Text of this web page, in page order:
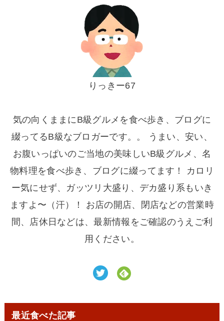
りっきー67
気の向くままにB級グルメを食べ歩き、ブログに
綴ってるB級なブロガーです。。 うまい、安い、
お腹いっぱいのご当地の美味しいB級グルメ、名
物料理を食べ歩き、ブログに綴ってます！ カロリ
ー気にせず、ガッツリ大盛り、デカ盛り系もいき
ますよ〜（汗）！ お店の開店、閉店などの営業時
間、店休日などは、最新情報をご確認のうえご利
用ください。
最近食べた記事